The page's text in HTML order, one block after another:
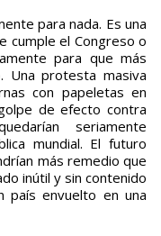
para nada. Es una
cumple el Congreso o
para que más
Una protesta masiva
con papeletas en
de efecto contra
seriamente
mundial. El futuro
más remedio que
inútil y sin contenido
país envuelto en una